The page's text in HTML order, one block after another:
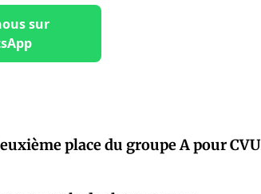
sur
place du groupe A pour CVU